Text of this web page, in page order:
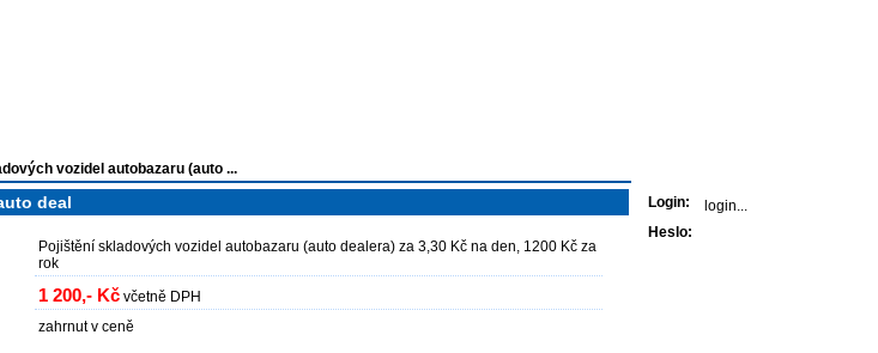
Login:
Heslo:
vozidel autobazaru (auto ...
deal
Pojištění skladových vozidel autobazaru (auto dealera) za 3,30 Kč na den, 1200 Kč za
rok
1 200,- Kč včetně DPH
zahrnut v ceně